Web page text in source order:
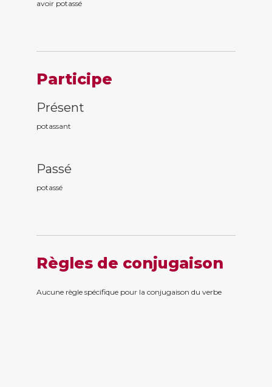
avoir potassé
Participe
Présent
potassant
Passé
potassé
Règles de conjugaison
Aucune règle spécifique pour la conjugaison du verbe